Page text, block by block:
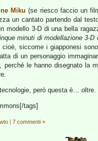
Miku (se riesco faccio un
un cantato partendo dal
modello 3-D di una bella
minuti di modellazione 3-
siccome i giapponesi
di un personaggio
le hanno disegnato la
però questa è…
tags]
| 7 commenti »